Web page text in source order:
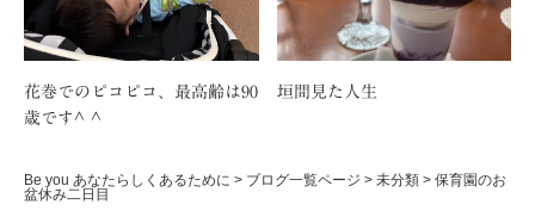
花巻でのピコピコ、最高齢は90
歳です^ ^
垣間見た人生
Be you あなたらしくあるために > ブログ一覧ページ > 未分類 > 保育園のお
盆休み二日目